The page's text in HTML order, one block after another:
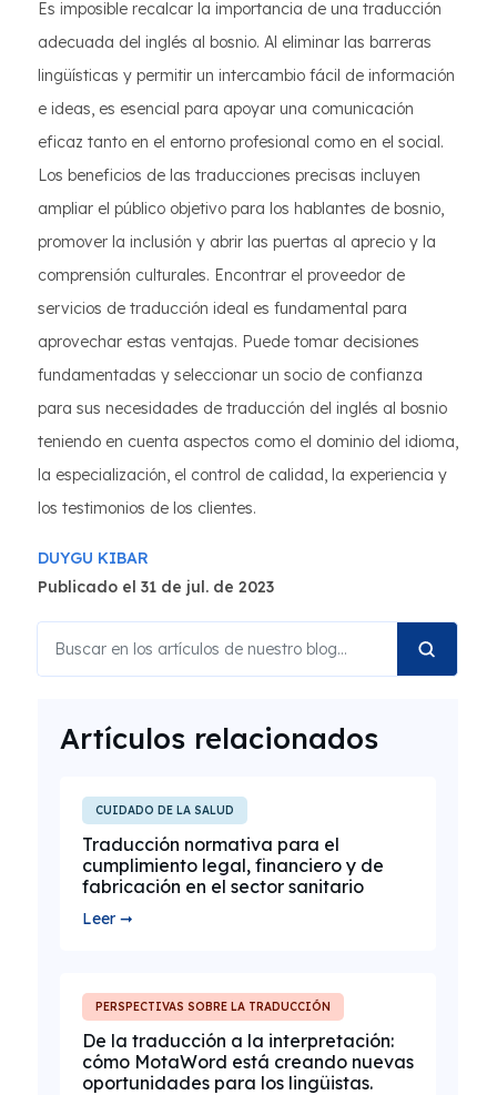
Es imposible recalcar la importancia de una traducción
adecuada del inglés al bosnio. Al eliminar las barreras
lingüísticas y permitir un intercambio fácil de información
e ideas, es esencial para apoyar una comunicación
eficaz tanto en el entorno profesional como en el social.
Los beneficios de las traducciones precisas incluyen
ampliar el público objetivo para los hablantes de bosnio,
promover la inclusión y abrir las puertas al aprecio y la
comprensión culturales. Encontrar el proveedor de
servicios de traducción ideal es fundamental para
aprovechar estas ventajas. Puede tomar decisiones
fundamentadas y seleccionar un socio de confianza
para sus necesidades de traducción del inglés al bosnio
teniendo en cuenta aspectos como el dominio del idioma,
la especialización, el control de calidad, la experiencia y
los testimonios de los clientes.
DUYGU KIBAR
Publicado el 31 de jul. de 2023
Artículos relacionados
CUIDADO DE LA SALUD
Traducción normativa para el
cumplimiento legal, financiero y de
fabricación en el sector sanitario
Leer ➞
PERSPECTIVAS SOBRE LA TRADUCCIÓN
De la traducción a la interpretación:
cómo MotaWord está creando nuevas
oportunidades para los lingüistas.